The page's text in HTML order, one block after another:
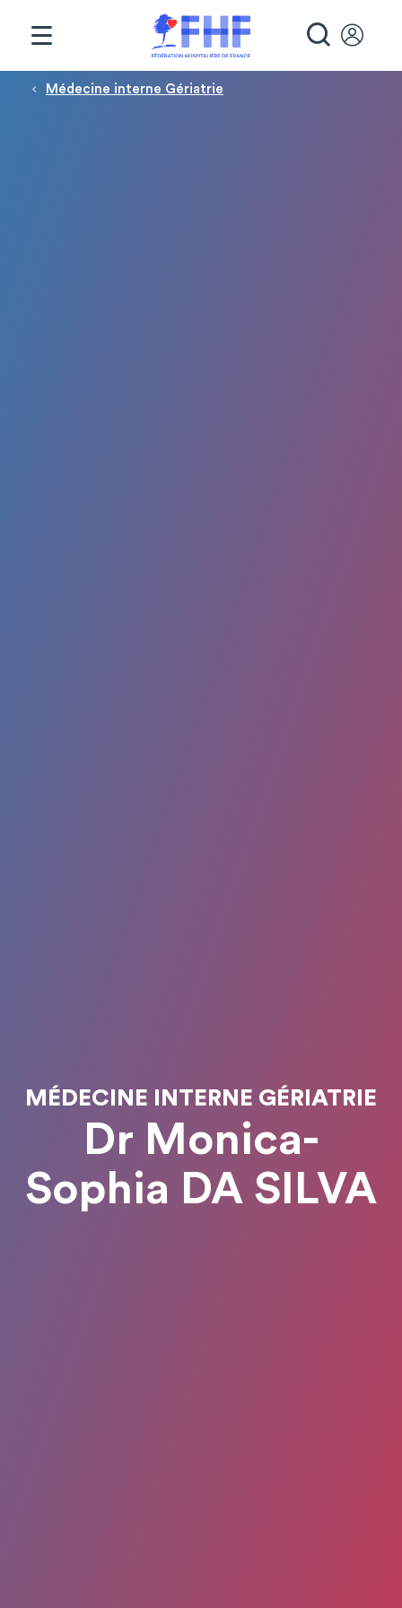
Fil d'Ariane
Médecine interne Gériatrie
MÉDECINE INTERNE GÉRIATRIE
Dr Monica-
Sophia DA SILVA
Panneau de gestion des cookies